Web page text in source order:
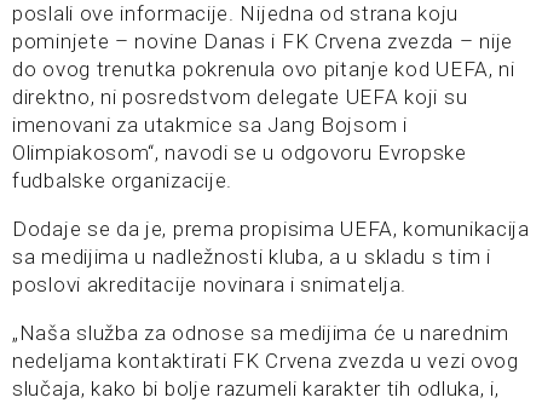
poslali ove informacije. Nijedna od strana koju
pominjete – novine Danas i FK Crvena zvezda – nije
do ovog trenutka pokrenula ovo pitanje kod UEFA, ni
direktno, ni posredstvom delegate UEFA koji su
imenovani za utakmice sa Jang Bojsom i
Olimpiakosom“, navodi se u odgovoru Evropske
fudbalske organizacije.
Dodaje se da je, prema propisima UEFA, komunikacija
sa medijima u nadležnosti kluba, a u skladu s tim i
poslovi akreditacije novinara i snimatelja.
„Naša služba za odnose sa medijima će u narednim
nedeljama kontaktirati FK Crvena zvezda u vezi ovog
slučaja, kako bi bolje razumeli karakter tih odluka, i,